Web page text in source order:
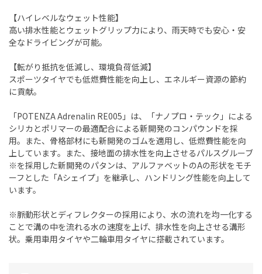
【ハイレベルなウェット性能】
高い排水性能とウェットグリップ力により、雨天時でも安心・安
全なドライビングが可能。
【転がり抵抗を低減し、環境負荷低減】
スポーツタイヤでも低燃費性能を向上し、エネルギー資源の節約
に貢献。
「POTENZA Adrenalin RE005」は、「ナノプロ・テック」による
シリカとポリマーの最適配合による新開発のコンパウンドを採
用。また、骨格部材にも新開発のゴムを適用し、低燃費性能を向
上しています。また、接地面の排水性を向上させるパルスグルーブ
※を採用した新開発のパタンは、アルファベットのAの形状をモチ
ーフとした「Aシェイプ」を継承し、ハンドリング性能を向上して
います。
※脈動形状とディフレクターの採用により、水の流れを均一化する
ことで溝の中を流れる水の速度を上げ、排水性を向上させる溝形
状。乗用車用タイヤや二輪車用タイヤに搭載されています。